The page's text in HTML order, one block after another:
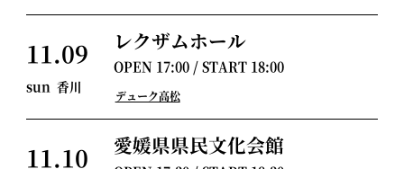
11.09
sun 香川
レクザムホール
OPEN 17:00 / START 18:00
デューク高松
11.10 愛媛県県民文化会館